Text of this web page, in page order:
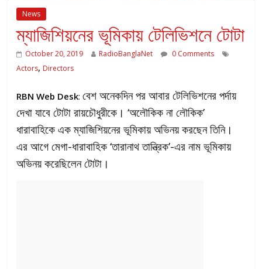
News
ম্যাজিশিয়নের ভূমিকায় টেলিভিশনে টোটা
October 20, 2019 RadioBanglaNet
0 Comments
Actors, Directors
RBN Web Desk:বেশ অনেকদিন পর আবার টেলিভিশনের পর্দায়
দেখা যাবে টোটা রায়চৌধুরীকে। ‘অলৌকিক না লৌকিক’
ধারাবাহিকে এক ম্যাজিশিয়নের ভূমিকায় অভিনয় করছেন তিনি।
এর আগে মেগা-ধারাবাহিক ‘তারানাথ তান্ত্রিক’-এর নাম ভূমিকায়
অভিনয় করেছিলেন টোটা।